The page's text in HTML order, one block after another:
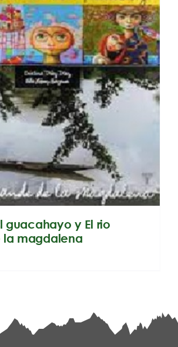
guacahayo y El rio
la magdalena